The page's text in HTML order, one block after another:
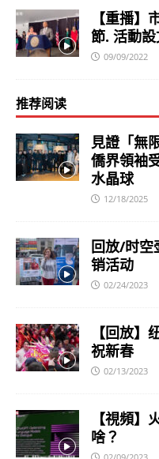
【重播
節. 活動
09/09/2022
推荐阅读
見證「無
僑界領袖
水晶球
12/18/2025
回放/时空
销活动
02/24/2023
【回放
祝新春
02/13/2023
【視頻
啥？